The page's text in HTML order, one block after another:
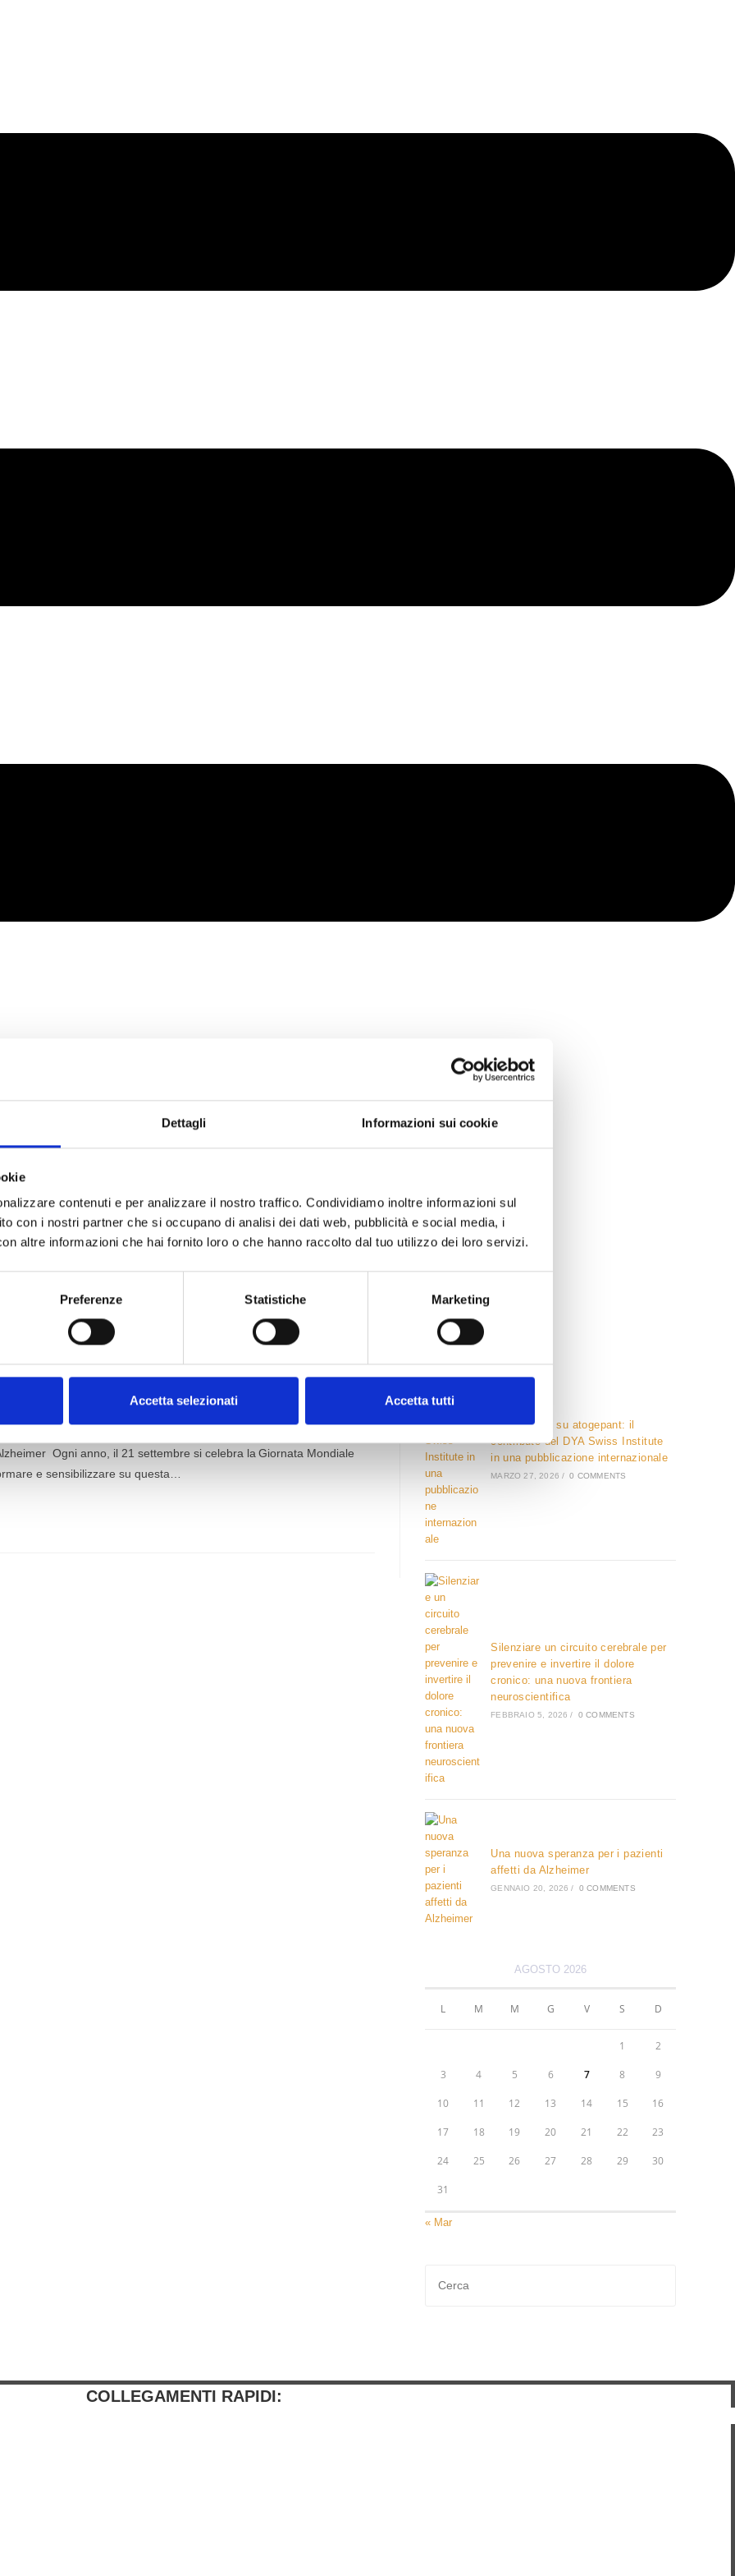
Dettagli Informazioni sui cookie
contenuti e per analizzare il nostro traffico. Condividiamo inoltre informazioni sul
con i nostri partner che si occupano di analisi dei dati web, pubblicità e social media, i
altre informazioni che hai fornito loro o che hanno raccolto dal tuo utilizzo dei loro servizi.
Preferenze Statistiche Marketing
Accetta selezionati Accetta tutti
2025
Ogni anno, il 21 settembre si celebra la Giornata Mondiale
e sensibilizzare su questa…
Post Recenti
Caso clinico su atogepant: il
contributo del DYA Swiss Institute
in una pubblicazione internazionale
MARZO 27, 2026 / 0 COMMENTS
Silenziare un circuito cerebrale per
prevenire e invertire il dolore
cronico: una nuova frontiera
neuroscientifica
FEBBRAIO 5, 2026 / 0 COMMENTS
Una nuova speranza per i pazienti
affetti da Alzheimer
GENNAIO 20, 2026 / 0 COMMENTS
AGOSTO 2026
L M M G V S D
1 2
3 4 5 6 7 8 9
10 11 12 13 14 15 16
17 18 19 20 21 22 23
24 25 26 27 28 29 30
31
« Mar
COLLEGAMENTI RAPIDI: